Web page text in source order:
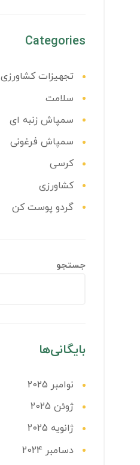
Categories
تجهیزات کشاورزی
سلامت
سمپاش زنبه ای
سمپاش فرغونی
کرسی
کشاورزی
گردو پوست کن
جستجو
بایگانی‌ها
نوامبر 2025
ژوئن 2025
ژانویه 2025
دسامبر 2024